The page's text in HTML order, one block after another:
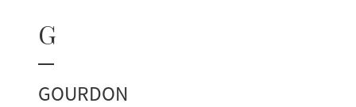
G
GOURDON